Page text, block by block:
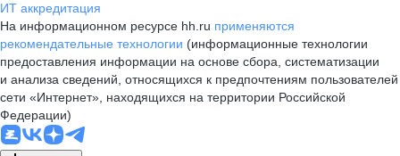
ИТ аккредитация
На информационном ресурсе hh.ru применяются
рекомендательные технологии (информационные технологии
предоставления информации на основе сбора, систематизации
и анализа сведений, относящихся к предпочтениям пользователей
сети «Интернет», находящихся на территории Российской
Федерации)